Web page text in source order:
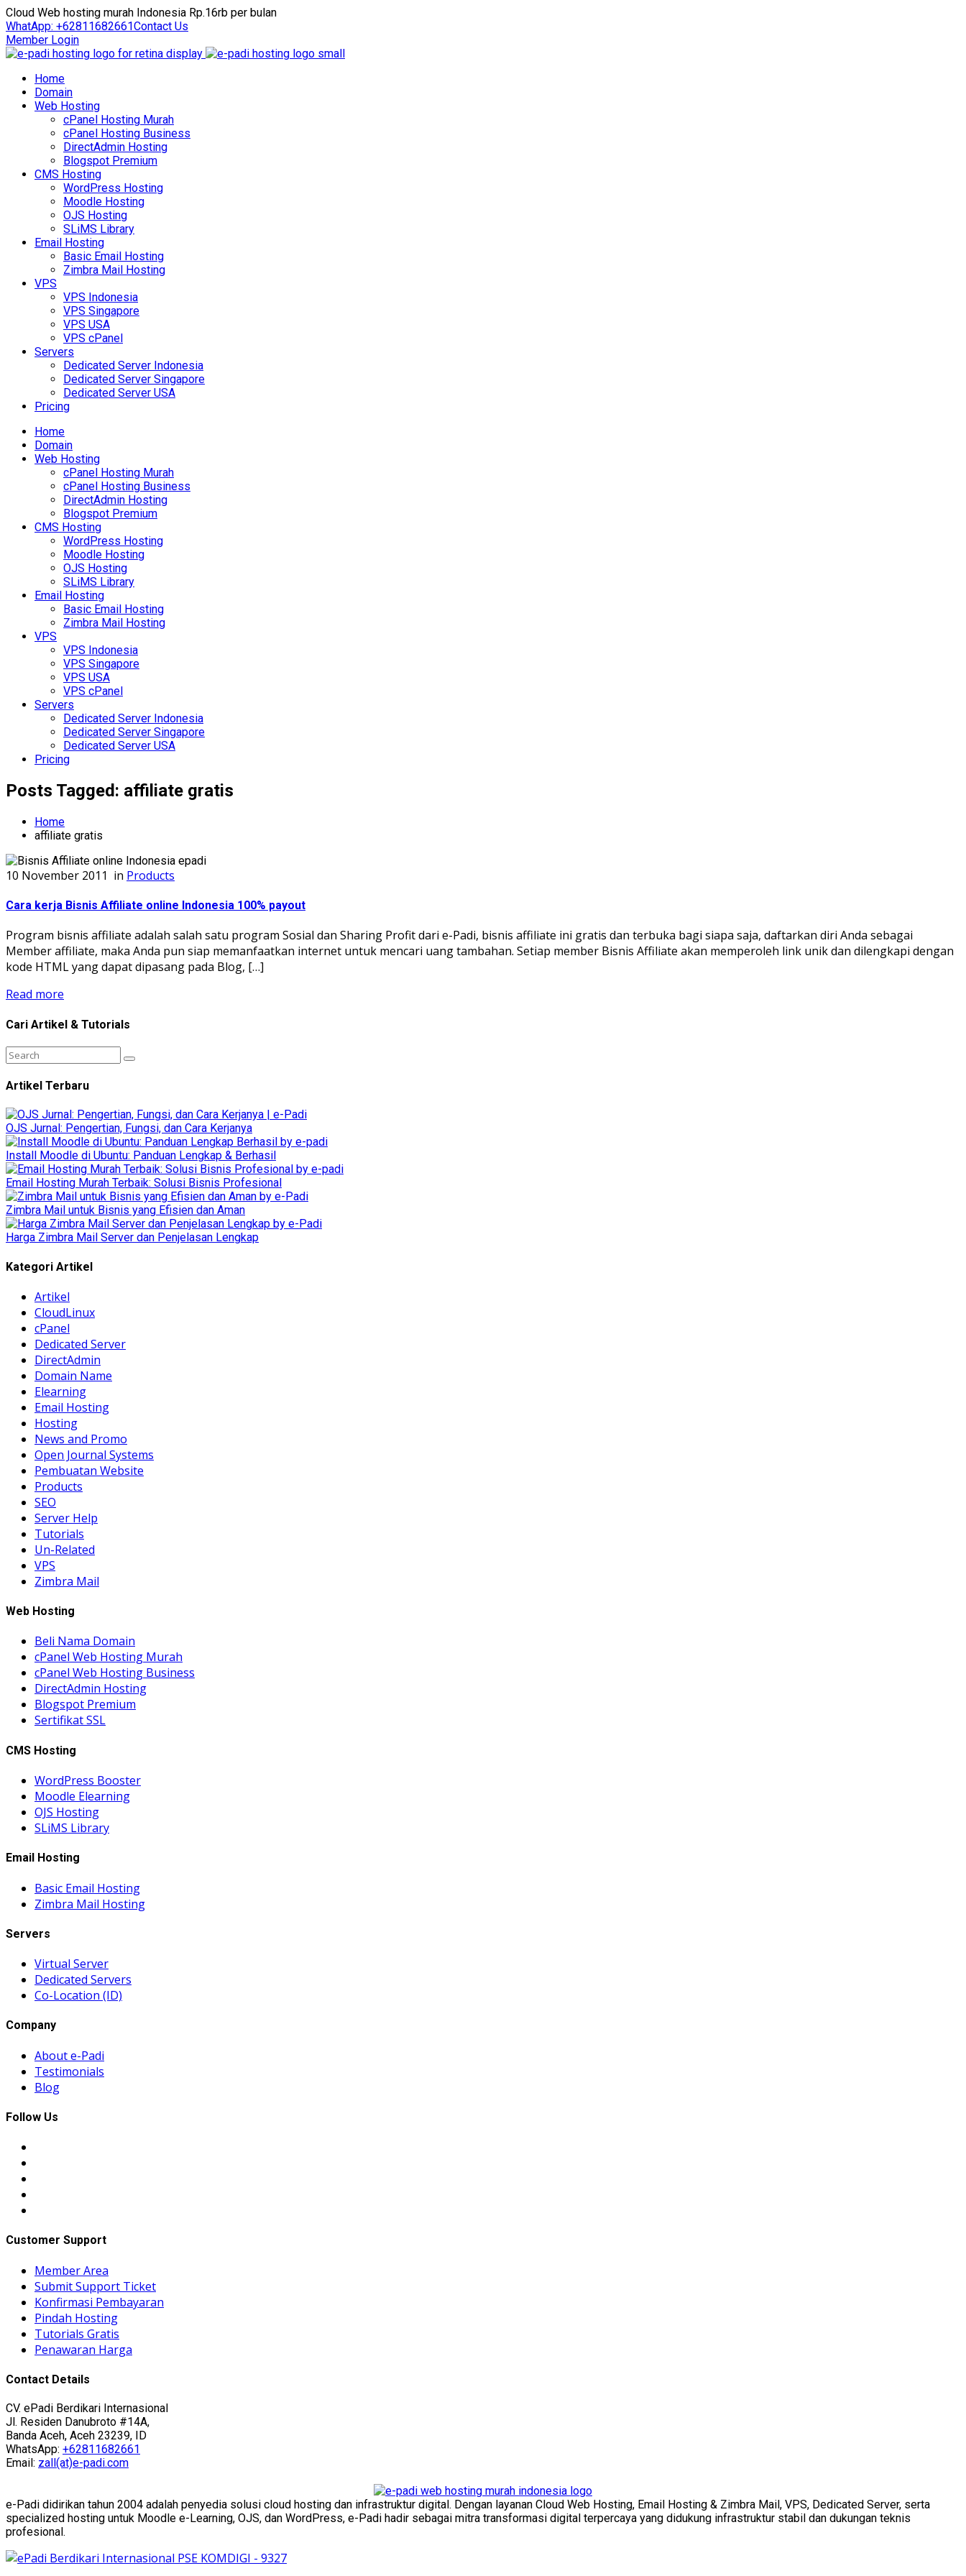
Cloud Web hosting murah Indonesia Rp.16rb per bulan
WhatApp: +62811682661Contact Us
Member Login
Home
Domain
Web Hosting
cPanel Hosting Murah
cPanel Hosting Business
DirectAdmin Hosting
Blogspot Premium
CMS Hosting
WordPress Hosting
Moodle Hosting
OJS Hosting
SLiMS Library
Email Hosting
Basic Email Hosting
Zimbra Mail Hosting
VPS
VPS Indonesia
VPS Singapore
VPS USA
VPS cPanel
Servers
Dedicated Server Indonesia
Dedicated Server Singapore
Dedicated Server USA
Pricing
Home
Domain
Web Hosting
cPanel Hosting Murah
cPanel Hosting Business
DirectAdmin Hosting
Blogspot Premium
CMS Hosting
WordPress Hosting
Moodle Hosting
OJS Hosting
SLiMS Library
Email Hosting
Basic Email Hosting
Zimbra Mail Hosting
VPS
VPS Indonesia
VPS Singapore
VPS USA
VPS cPanel
Servers
Dedicated Server Indonesia
Dedicated Server Singapore
Dedicated Server USA
Pricing
Posts Tagged: affiliate gratis
Home
affiliate gratis
10 November 2011 in Products
Cara kerja Bisnis Affiliate online Indonesia 100% payout
Program bisnis affiliate adalah salah satu program Sosial dan Sharing Profit dari e-Padi, bisnis affiliate ini gratis dan terbuka bagi siapa saja, daftarkan diri Anda sebagai
Member affiliate, maka Anda pun siap memanfaatkan internet untuk mencari uang tambahan. Setiap member Bisnis Affiliate akan memperoleh link unik dan dilengkapi dengan
kode HTML yang dapat dipasang pada Blog, […]
Read more
Cari Artikel & Tutorials
Artikel Terbaru
OJS Jurnal: Pengertian, Fungsi, dan Cara Kerjanya
Install Moodle di Ubuntu: Panduan Lengkap & Berhasil
Email Hosting Murah Terbaik: Solusi Bisnis Profesional
Zimbra Mail untuk Bisnis yang Efisien dan Aman
Harga Zimbra Mail Server dan Penjelasan Lengkap
Kategori Artikel
Artikel
CloudLinux
cPanel
Dedicated Server
DirectAdmin
Domain Name
Elearning
Email Hosting
Hosting
News and Promo
Open Journal Systems
Pembuatan Website
Products
SEO
Server Help
Tutorials
Un-Related
VPS
Zimbra Mail
Web Hosting
Beli Nama Domain
cPanel Web Hosting Murah
cPanel Web Hosting Business
DirectAdmin Hosting
Blogspot Premium
Sertifikat SSL
CMS Hosting
WordPress Booster
Moodle Elearning
OJS Hosting
SLiMS Library
Email Hosting
Basic Email Hosting
Zimbra Mail Hosting
Servers
Virtual Server
Dedicated Servers
Co-Location (ID)
Company
About e-Padi
Testimonials
Blog
Follow Us
Customer Support
Member Area
Submit Support Ticket
Konfirmasi Pembayaran
Pindah Hosting
Tutorials Gratis
Penawaran Harga
Contact Details
CV. ePadi Berdikari Internasional
Jl. Residen Danubroto #14A,
Banda Aceh, Aceh 23239, ID
WhatsApp: +62811682661
Email: zall(at)e-padi.com
e-Padi didirikan tahun 2004 adalah penyedia solusi cloud hosting dan infrastruktur digital. Dengan layanan Cloud Web Hosting, Email Hosting & Zimbra Mail, VPS, Dedicated Server, serta
specialized hosting untuk Moodle e-Learning, OJS, dan WordPress, e-Padi hadir sebagai mitra transformasi digital terpercaya yang didukung infrastruktur stabil dan dukungan teknis
profesional.